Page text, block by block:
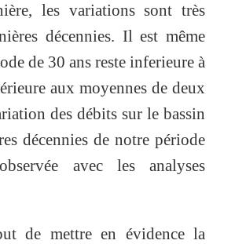
les variations sont très
décennies. Il est même
de 30 ans reste inferieure à
aux moyennes de deux
des débits sur le bassin
décennies de notre période
avec les analyses
de mettre en évidence la